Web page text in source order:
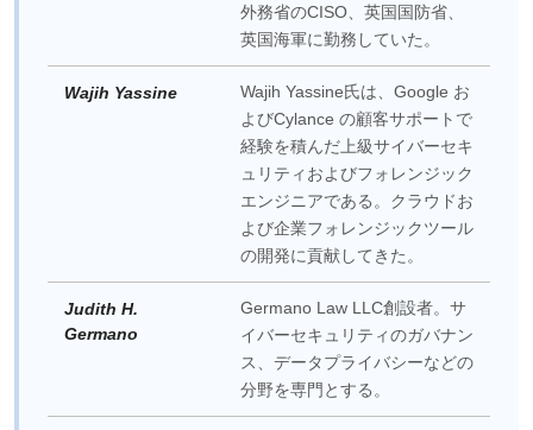
外務省のCISO、英国国防省、
英国海軍に勤務していた。
Wajih Yassine
Wajih Yassine氏は、Google お
よびCylance の顧客サポートで
経験を積んだ上級サイバーセキ
ュリティおよびフォレンジック
エンジニアである。クラウドお
よび企業フォレンジックツール
の開発に貢献してきた。
Judith H.
Germano
Germano Law LLC創設者。サ
イバーセキュリティのガバナン
ス、データプライバシーなどの
分野を専門とする。